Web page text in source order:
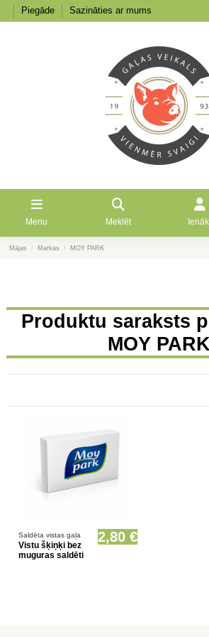
Piegāde Sazināties ar mums
Menu Meklēt
Mājas Markas MOY PARK
Produktu saraksts
MOY PARK
Saldēta vistas gaļa
Vistu šķiņķi bez
muguras saldēti
2,80 €